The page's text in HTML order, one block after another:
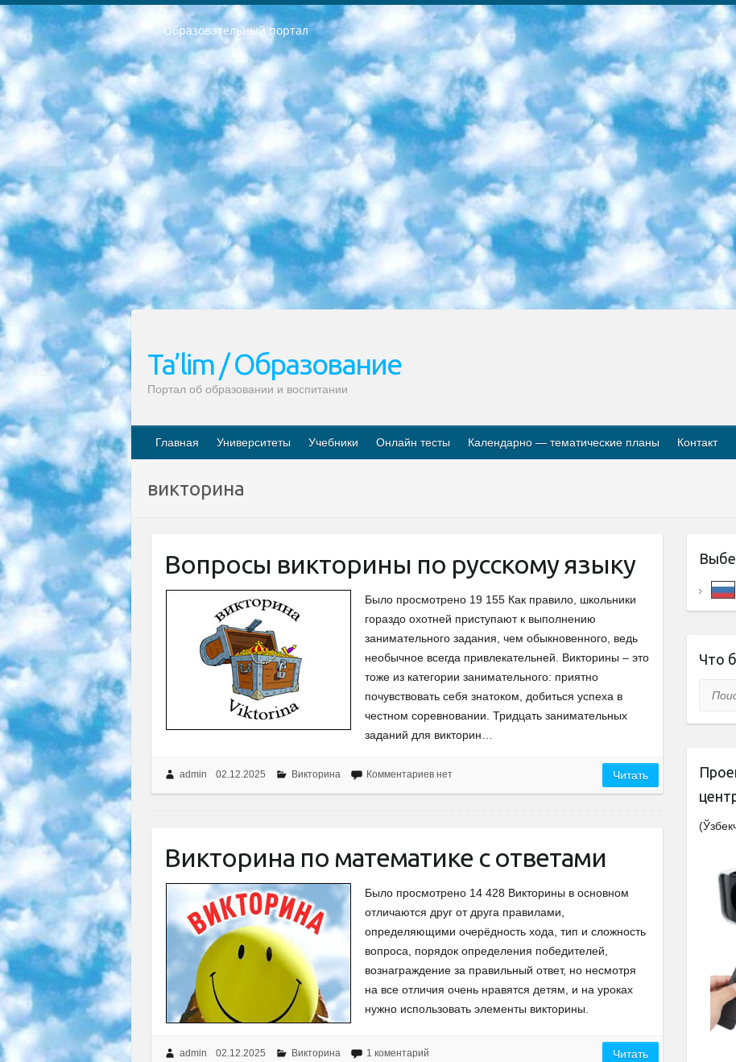
Образовательный портал
РЕСПУБЛИКА УЗБЕКИСТАН МИНИСТРЕРСТВО ДОШКОЛЬНОГО И ШКОЛЬНОГО ОБРАЗОВАНИЯ КОМАНДА в общеобразовательных учреждениях в 2023-2024 учебном году организация и проведение итоговой государственной аттестации обучающихся о Министра дошкольного и школьного образования Республики Узбекистан от 4 марта 2008 года (постановлением Минюста от 20 марта 2008 года № 1778 государственной регистрации) «Итоговое состояние учащихся общего среднего образования на основании положения об утверждении положения об аттестации общего среднего образования выпускной экзамен студентов в образовательных учреждениях в 2023-2024 учебном году В целях организации и прохождения аттестации приказываю: 1. Следующее: перечень предметов, по которым будет проводиться итоговая государственная аттестация и экзамен формы перевода согласно приложению 1; сертификаты международного образца, оценивающие уровень владения иностранными языками перечень согласно приложению 2; 2. Педагогический при специализированных образовательных учреждениях. научно-практический центр квалификации и международной оценки (Д.Давидова) 2024 г. До 25 марта: задания по предметам, по которым будет проводиться итоговая аттестация разработка и утверждение технических условий; итоговая аттестация на основании разработанного предметного задания разработка вопросов по предметам (устно и письменно), экзамен передача; общеобразовательные средние школы и специальные учебные заведения учащиеся выпускных классов школ и интернатов в агентской системе подготовка базы данных экзаменационных материалов и критериев оценки; перевод базы экзаменационных материалов на все языки обучения подать в Республиканский образовательный центр для изготовления; варианты экзаменов на основе разработанных контрольных материалов пусть будут поставлены задачи формирования. 3. Республиканский образовательный центр (Ш.Худайкулов) до 5 апреля 2024 года. до: база данных предоставленных экзаменационных материалов на все языки обучения перевод и экспертиза; для слепых, слабовидящих, глухих, слабослышащих и умственно отсталых детей учащиеся выпускных классов специализированных школ и школ-интернатов база данных экзаменационных материалов на всех преподаваемых языках подготовка критериев оценки; специализированные школы для умственно отсталых детей и технологии для учащихся выпускных классов школ-интернатов разработка соответствующих рекомендаций и критериев проведения ЕГЭ по естествознанию давать задания. 4. Педагогический при специализированных образовательных учреждениях. Научно-практический центр навыков и международной оценки (Д.Давидова), Республика образовательный центр (Худайкулов Ш.) итоговый государственный аттестационный экзамен ориентирован на творческое и логическое мышление при подготовке базы материалов учитывать введение заданий. 5. Следует отметить, что: сертификат государственного образца о знании общеобразовательного предмета и как минимум национальный уровень B1 по предметам на иностранных языках, указанным в Приложении 2. или международно признанный сертификат эквивалентного уровня студенты, изучающие определенный предмет, освобождаются от экзамена; по соответствующим предметам запланирована итоговая государственная аттестация за день до дня, путем жеребьевки Рабочей группой (в письменной форме по предметам, проводимым в форме) из числа сформированных вариантов выбрано 2 варианта; 2 выбранных варианта экзамена анонсированы на официальном сайте министерства и все выпускники по всей стране на основе этих вариантов проводит итоговую государственную аттестацию. 6. Государственное образование учащихся средних общеобразовательных учреждений. знания в соответствии с квалификационными требованиями, которые необходимо приобрести на основании стандартов итоговый (выпускной) контроль для 9 и 11 классов в целях тестирования Экзамены (далее – экзамены) состоят из предметов, перечисленных в приложении 1. будет сделано. 7. Экзамены пройдут с 26 мая по 15 июня 2024 г. (кроме науки физического воспитания). 8. Физическая для учащихся 9 классов общесредних образовательных учреждений. Экзамены по предмету «Образование, квалификация медицина» 1-6 мая 2024 года. сотрудники перевести под присмотр (с отклонениями в физическом или умственном развитии) специализированная школа для детей, школы-интернаты и со сколиозом школы-интернаты санаторного типа для больных детей исключены). 9. Он был слепым, слабовидящим и имел нарушения опорно-двигательного аппарата. экзамены в специализированных школах и интернатах для детей должны проводиться исходя из требований, предъявляемых к общеобразовательным учреждениям (физкультура кроме науки). 10. Специализированная школа для глухих и слабослышащих детей. и экзамены в интернатах и быть реализован в виде письменного теста по математике. 11. Специальность для умственно отсталых детей. Для 9 класса Родной язык и литературное письмо Государственный язык (язык обучения – узбекский). для неклассов) написано Математическое письмо Письменная/устная история Узбекистана Физическое воспитание практично Итоговый контроль Для 11 класса Написание родного языка и литературы (эссе) Математическое письмо Узбекский язык (обучение на узбекском языке) не посещающее общее среднее образование для учреждений)/Образовательное учреждение выбор письменный и устный Иностранный язык письменный/устный Письменная/устная история Узбекистана *По выбору студента:  Химия  Физика  Основы государственного права  География 10 бесплатных образовательных ресурсов - Мы составили подборку онлайн-проектов с интерактивными упражнениями, видеолекциями и статьями. Они помогут вам обрести новые и освежить старые знания бесплатно. 1. «ИНТУИТ» Старейшая образовательная площадка Рунета. Здесь вы найдёте сотни текстовых и видеокурсов на десятки различных тем — от программирования до психологии. Многие курсы подготовлены российскими университетами и крупными международными компаниями вроде Intel и Microsoft. Самостоятельное обучение бесплатное, но желающие могут оплатить услуги персональных наставников. 2. «Смартия» знакомит с актуальными профессиями и подсказывает, как им обучаться. Выбрав заинтересовавшую вас специальность — SMM-специалист, фотограф, веб-дизайнер или другую, — увидите список необходимых для неё умений. Чтобы вы могли освоить их самостоятельно, для каждого умения площадка отображает подборку ссылок на учебные материалы. Хотя «Смартия» ориентируется на русскоязычную аудиторию, часть контента всё же доступна только на английском. 3. «Лекторий Физтеха» Проект Московского физико-технического института (Физтеха). С его помощью вы можете смотреть онлайн серии лекций, записанные на видео в этом вузе. В числе доступных предметов — физика, биология, химия, информационные технологии и другие. К некоторым лекциям администрация ресурса прилагает готовые конспекты, которые можно скачивать в PDF-формате. 4. ITMOcourses Онлайн-площадка Санкт-Петербургского национального исследовательского университета информационных технологий, механики и оптики (ИТМО). Ресурс предоставляет свободный доступ к курсам, разработанным в этом вузе. Каталог материалов разбит на четыре категории: «Оптические системы и технологии», «Приборостроение и робототехника», «Информационные технологии» и «Биотехнологии». Курсы состоят из видеолекций, интерактивных демонстраций и заданий. 5. «КиберЛенинка» Электронная научная библиотека открытого доступа. Каталог площадки регулярно обрастает текстами статей из различных
Ta’lim / Образование
Портал об образовании и воспитании
Главная Университеты Учебники Онлайн тесты Календарно — тематические планы Контакт
викторина
Вопросы викторины по русскому языку
Было просмотрено 19 155 Как правило, школьники
гораздо охотней приступают к выполнению
занимательного задания, чем обыкновенного, ведь
необычное всегда привлекательней. Викторины – это
тоже из категории занимательного: приятно
почувствовать себя знатоком, добиться успеха в
честном соревновании. Тридцать занимательных
заданий для викторин…
admin 02.12.2025 Викторина Комментариев нет Читать
Викторина по математике с ответами
Было просмотрено 14 428 Викторины в основном
отличаются друг от друга правилами,
определяющими очерёдность хода, тип и сложность
вопроса, порядок определения победителей,
вознаграждение за правильный ответ, но несмотря
на все отличия очень нравятся детям, и на уроках
нужно использовать элементы викторины.
admin 02.12.2025 Викторина 1 коментарий Читать
Что
Поиск